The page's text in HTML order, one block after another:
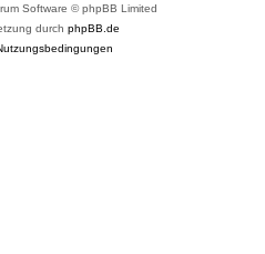
Software © phpBB Limited
durch phpBB.de